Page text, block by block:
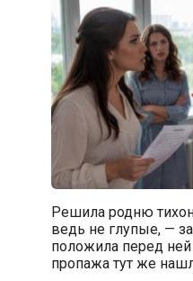
Решила родню
ведь не глупые, —
положила перед ней
пропажа тут же